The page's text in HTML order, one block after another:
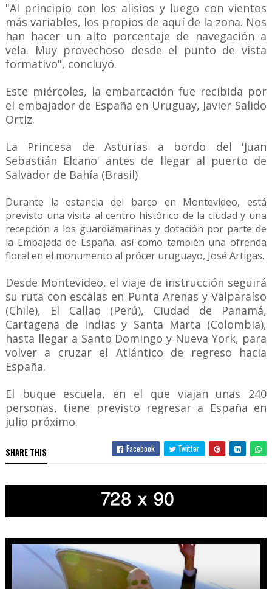
"Al principio con los alisios y luego con vientos
más variables, los propios de aquí de la zona. Nos
han hacer un alto porcentaje de navegación a
vela. Muy provechoso desde el punto de vista
formativo", concluyó.
Este miércoles, la embarcación fue recibida por
el embajador de España en Uruguay, Javier Salido
Ortiz.
La Princesa de Asturias a bordo del 'Juan
Sebastián Elcano' antes de llegar al puerto de
Salvador de Bahía (Brasil)
Durante la estancia del barco en Montevideo, está
previsto una visita al centro histórico de la ciudad y una
recepción a los guardiamarinas y dotación por parte de
la Embajada de España, así como también una ofrenda
floral en el monumento al prócer uruguayo, José Artigas.
Desde Montevideo, el viaje de instrucción seguirá
su ruta con escalas en Punta Arenas y Valparaíso
(Chile), El Callao (Perú), Ciudad de Panamá,
Cartagena de Indias y Santa Marta (Colombia),
hasta llegar a Santo Domingo y Nueva York, para
volver a cruzar el Atlántico de regreso hacia
España.
El buque escuela, en el que viajan unas 240
personas, tiene previsto regresar a España en
julio próximo.
SHARE THIS Facebook Twitter